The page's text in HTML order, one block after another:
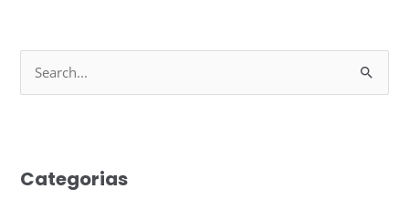
e
c
Categorias